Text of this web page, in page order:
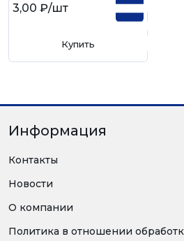
3,00 ₽/шт
Купить
Информация
Контакты
Новости
О компании
Политика в отношении